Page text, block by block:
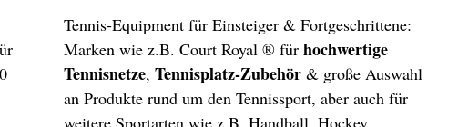
Tennis-Equipment für Einsteiger & Fortgeschrittene:
Marken wie z.B. Court Royal ® für hochwertige
Tennisnetze, Tennisplatz-Zubehör& große Auswahl
an Produkte rund um den Tennissport, aber auch für
weitere Sportarten wie z.B. Handball, Hockey,